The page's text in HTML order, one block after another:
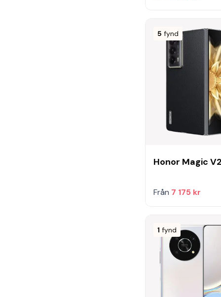
5 fynd
Honor Magic V2
Från 7 175 kr
1 fynd